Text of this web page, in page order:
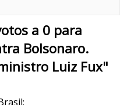
a 0 para
Bolsonaro.
Luiz Fux"